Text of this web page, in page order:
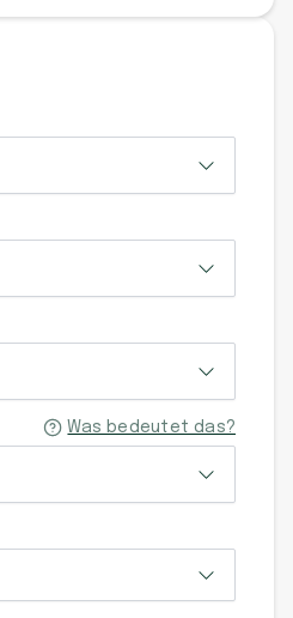
Was bedeutet das?